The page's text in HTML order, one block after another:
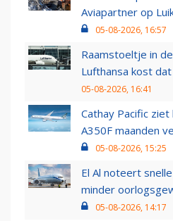
Aviapartner op
05-08-2026, 16:57
Raamstoeltje in
Lufthansa kost
05-08-2026, 16:41
Cathay Pacific
A350F maanden
05-08-2026, 15:25
El Al noteert
minder
05-08-2026, 14:17